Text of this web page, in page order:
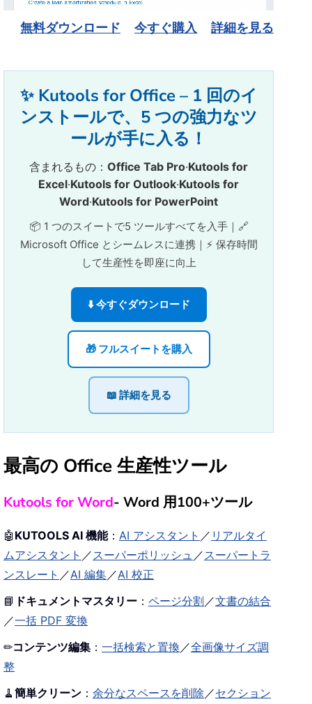
無料ダウンロード 今すぐ購入 詳細を見る
✨ Kutools for Office – 1 回のイ
ンストールで、5 つの強力なツ
ールが手に入る！
含まれるもの： Office Tab Pro·Kutools for
Excel·Kutools for Outlook·Kutools for
Word·Kutools for PowerPoint
📦 1 つのスイートで5 ツールすべてを入手｜🔗
Microsoft Office とシームレスに連携｜⚡ 保存時間
して生産性を即座に向上
⬇️ 今すぐダウンロード
🎁 フルスイートを購入
📖 詳細を見る
最高の Office 生産性ツール
Kutools for Word- Word 用100+ツール
🤖 KUTOOLS AI 機能： AI アシスタント ／ リアルタイ
ムアシスタント ／ スーパーポリッシュ ／ スーパートラ
ンスレート ／AI 編集／AI 校正
📘 ドキュメントマスタリー ： ページ分割 ／文書の結合
／一括 PDF 変換
✏コンテンツ編集 ： 一括検索と置換 ／全画像サイズ調
整
🧹 簡単クリーン ： 余分なスペースを削除 ／セクション